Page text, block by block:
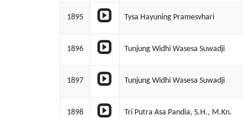
1895 Tysa Hayuning Pramesvhari
1896 Tunjung Widhi Wasesa Suwadji
1897 Tunjung Widhi Wasesa Suwadji
1898 Tri Putra Asa Pandia, S.H., M.Kn.